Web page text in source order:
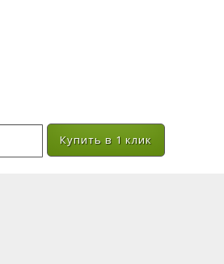
Купить в 1 клик